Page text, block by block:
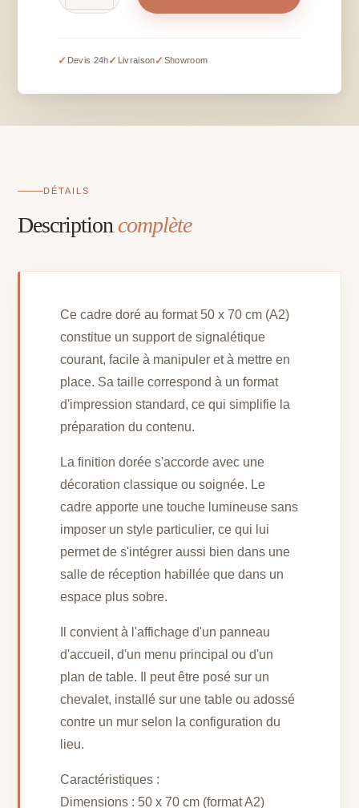
50
70
✓ Devis 24h✓ Livraison✓ Showroom
DÉTAILS
Descriptioncomplète
Ce cadre doré au format 50 x 70 cm (A2)
constitue un support de signalétique
courant, facile à manipuler et à mettre en
place. Sa taille correspond à un format
d'impression standard, ce qui simplifie la
préparation du contenu.
La finition dorée s'accorde avec une
décoration classique ou soignée. Le
cadre apporte une touche lumineuse sans
imposer un style particulier, ce qui lui
permet de s'intégrer aussi bien dans une
salle de réception habillée que dans un
espace plus sobre.
Il convient à l'affichage d'un panneau
d'accueil, d'un menu principal ou d'un
plan de table. Il peut être posé sur un
chevalet, installé sur une table ou adossé
contre un mur selon la configuration du
lieu.
Caractéristiques :
Dimensions : 50 x 70 cm (format A2)